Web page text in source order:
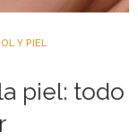
Y PIEL
piel: todo